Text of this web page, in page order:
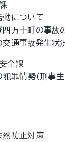
について
万十町の事故
通事故発生状
全課
罪情勢(刑事
防止対策